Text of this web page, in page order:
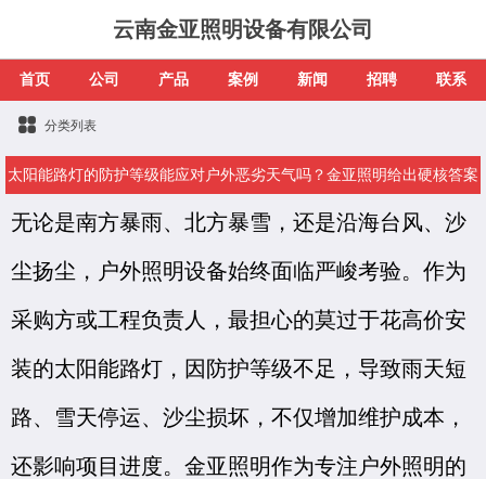
云南金亚照明设备有限公司
首页 公司 产品 案例 新闻 招聘 联系
分类列表
太阳能路灯的防护等级能应对户外恶劣天气吗？金亚照明给出硬核答案
无论是南方暴雨、北方暴雪，还是沿海台风、沙
尘扬尘，户外照明设备始终面临严峻考验。作为
采购方或工程负责人，最担心的莫过于花高价安
装的太阳能路灯，因防护等级不足，导致雨天短
路、雪天停运、沙尘损坏，不仅增加维护成本，
还影响项目进度。金亚照明作为专注户外照明的